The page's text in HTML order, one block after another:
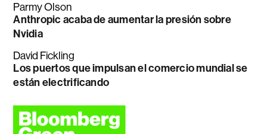
Parmy Olson
Anthropic acaba de aumentar la presión sobre
Nvidia
David Fickling
Los puertos que impulsan el comercio mundial se
están electrificando